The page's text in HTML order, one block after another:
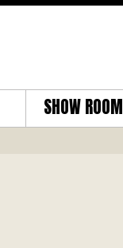
SHOW ROOM